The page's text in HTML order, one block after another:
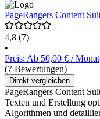
PageRangers Content
4,8 (7)
•
Preis: Ab 50,00 € / Monat
(7 Bewertungen)
Direkt vergleichen
PageRangers Content
Texten und Erstellung
Algorithmen und